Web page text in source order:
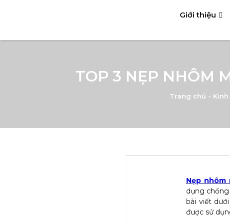
Giới thiệu
TOP 3 NẸP NHÔM
Trang chủ -
Nẹp nhôm
dụng
bài viết
được sử